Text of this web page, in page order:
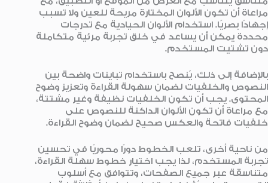
مراعاة أن تكون الألوان المختارة مريحة للعين ولا تسبب
إجهادًا بصريًا. استخدام الألوان الحيادية مع تدرجات
محددة يمكن أن يساعد في خلق تجربة مرئية متكاملة
دون تشتيت المستخدم.
بالإضافة إلى ذلك، يُنصح باستخدام تباينات واضحة بين
النصوص والخلفيات لضمان سهولة القراءة وتعزيز وضوح
المحتوى. يجب أن تكون الخلفيات نظيفة وغير مشتتة،
مع مراعاة أن تكون الألوان الداكنة للنصوص على
خلفيات فاتحة والعكس صحيح لضمان وضوح القراءة.
من ناحية أخرى، تلعب الخطوط دورًا محوريًا في تحسين
تجربة المستخدم، لذا يجب اختيار خطوط سهلة القراءة،
متناسقة عبر جميع الصفحات، وتتوافق مع أسلوب